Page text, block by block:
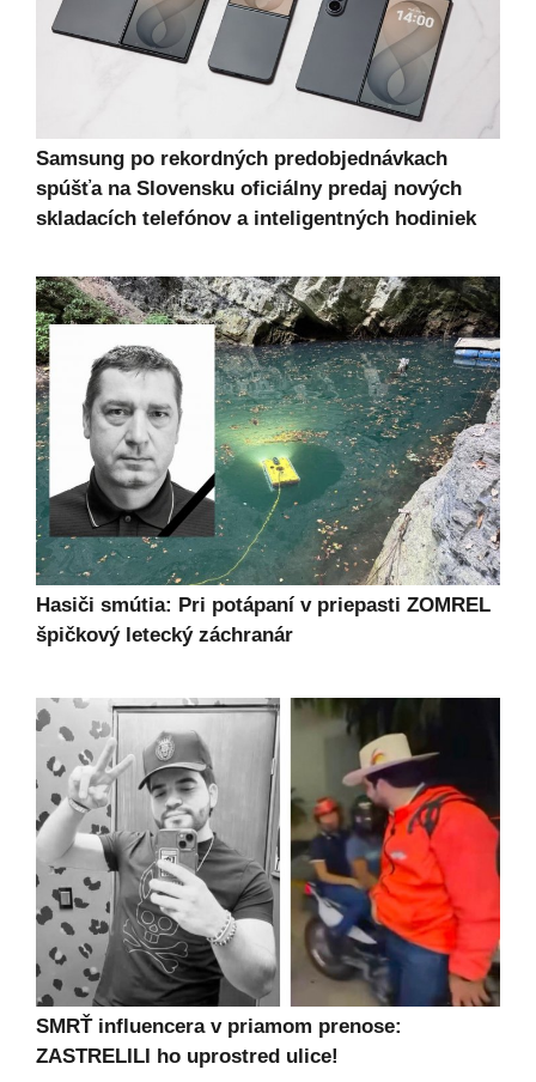
Samsung po rekordných predobjednávkach
spúšťa na Slovensku oficiálny predaj nových
skladacích telefónov a inteligentných hodiniek
Hasiči smútia: Pri potápaní v priepasti ZOMREL
špičkový letecký záchranár
SMRŤ influencera v priamom prenose:
ZASTRELILI ho uprostred ulice!